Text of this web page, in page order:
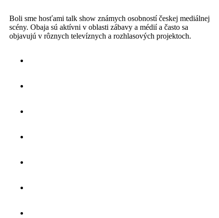
Boli sme hosťami talk show známych osobností českej mediálnej
scény. Obaja sú aktívni v oblasti zábavy a médií a často sa
objavujú v rôznych televíznych a rozhlasových projektoch.